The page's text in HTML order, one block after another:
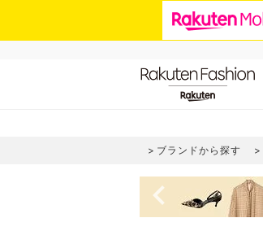
ブランドから探す
navigate_before